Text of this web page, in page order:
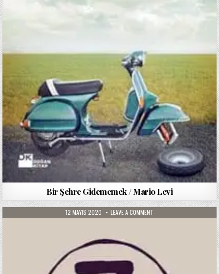
Bir Şehre Gidememek / Mario Levi
PUBLISHED
DATE:
12 MAYIS 2020 LEAVE A COMMENT
7